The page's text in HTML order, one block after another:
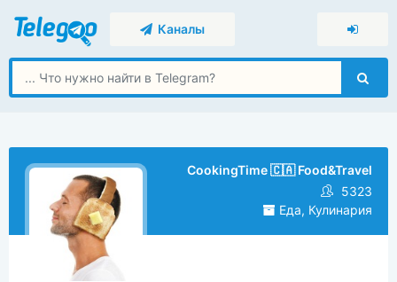
Каналы
CookingTime 🇨🇦 Food&Travel
5323
Еда, Кулинария